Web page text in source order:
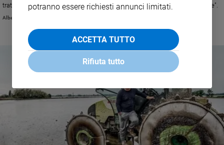
tratta solo di cose da cambiare, ma di un mutamento di sguardo e di stile".
Alberto Bobbio
potranno essere richiesti annunci limitati.
ACCETTA TUTTO
Rifiuta tutto